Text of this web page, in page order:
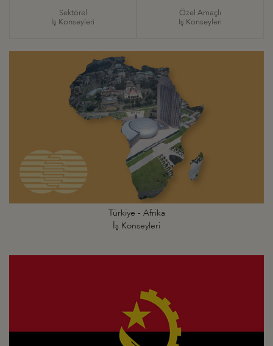
Sektörel
İş Konseyleri
Özel Amaçlı
İş Konseyleri
Türkiye - Afrika
İş Konseyleri